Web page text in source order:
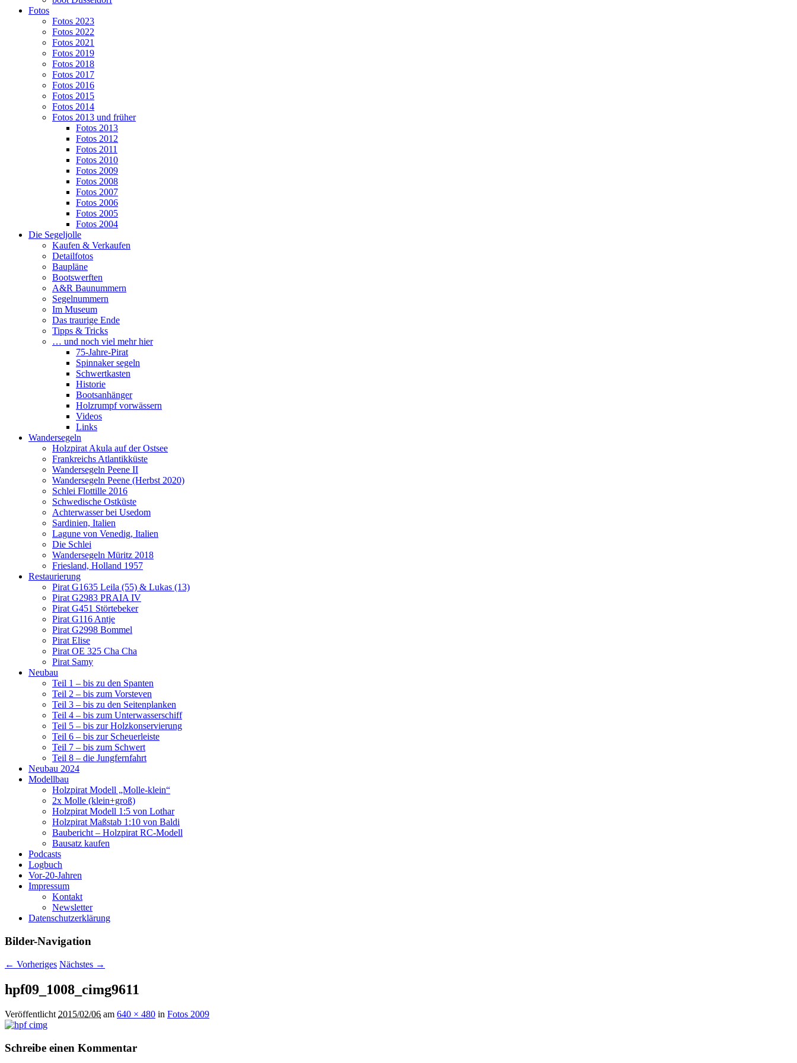
Fotos
Fotos 2023
Fotos 2022
Fotos 2021
Fotos 2019
Fotos 2018
Fotos 2017
Fotos 2016
Fotos 2015
Fotos 2014
Fotos 2013 und früher
Fotos 2013
Fotos 2012
Fotos 2011
Fotos 2010
Fotos 2009
Fotos 2008
Fotos 2007
Fotos 2006
Fotos 2005
Fotos 2004
Die Segeljolle
Kaufen & Verkaufen
Detailfotos
Baupläne
Bootswerften
A&R Baunummern
Segelnummern
Im Museum
Das traurige Ende
Tipps & Tricks
… und noch viel mehr hier
75-Jahre-Pirat
Spinnaker segeln
Schwertkasten
Historie
Bootsanhänger
Holzrumpf vorwässern
Videos
Links
Wandersegeln
Holzpirat Akula auf der Ostsee
Frankreichs Atlantikküste
Wandersegeln Peene II
Wandersegeln Peene (Herbst 2020)
Schlei Flottille 2016
Schwedische Ostküste
Achterwasser bei Usedom
Sardinien, Italien
Lagune von Venedig, Italien
Die Schlei
Wandersegeln Müritz 2018
Friesland, Holland 1957
Restaurierung
Pirat G1635 Leila (55) & Lukas (13)
Pirat G2983 PRAIA IV
Pirat G451 Störtebeker
Pirat G116 Antje
Pirat G2998 Bommel
Pirat Elise
Pirat OE 325 Cha Cha
Pirat Samy
Neubau
Teil 1 – bis zu den Spanten
Teil 2 – bis zum Vorsteven
Teil 3 – bis zu den Seitenplanken
Teil 4 – bis zum Unterwasserschiff
Teil 5 – bis zur Holzkonservierung
Teil 6 – bis zur Scheuerleiste
Teil 7 – bis zum Schwert
Teil 8 – die Jungfernfahrt
Neubau 2024
Modellbau
Holzpirat Modell „Molle-klein“
2x Molle (klein+groß)
Holzpirat Modell 1:5 von Lothar
Holzpirat Maßstab 1:10 von Baldi
Baubericht – Holzpirat RC-Modell
Bausatz kaufen
Podcasts
Logbuch
Vor-20-Jahren
Impressum
Kontakt
Newsletter
Datenschutzerklärung
Bilder-Navigation
← Vorheriges Nächstes →
hpf09_1008_cimg9611
Veröffentlicht2015/02/06 am 640 × 480 in Fotos 2009
Schreibe einen Kommentar